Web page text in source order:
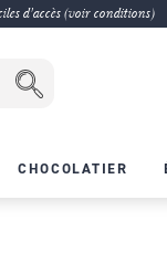
d'accès (voir conditions)
CHOCOLATIER